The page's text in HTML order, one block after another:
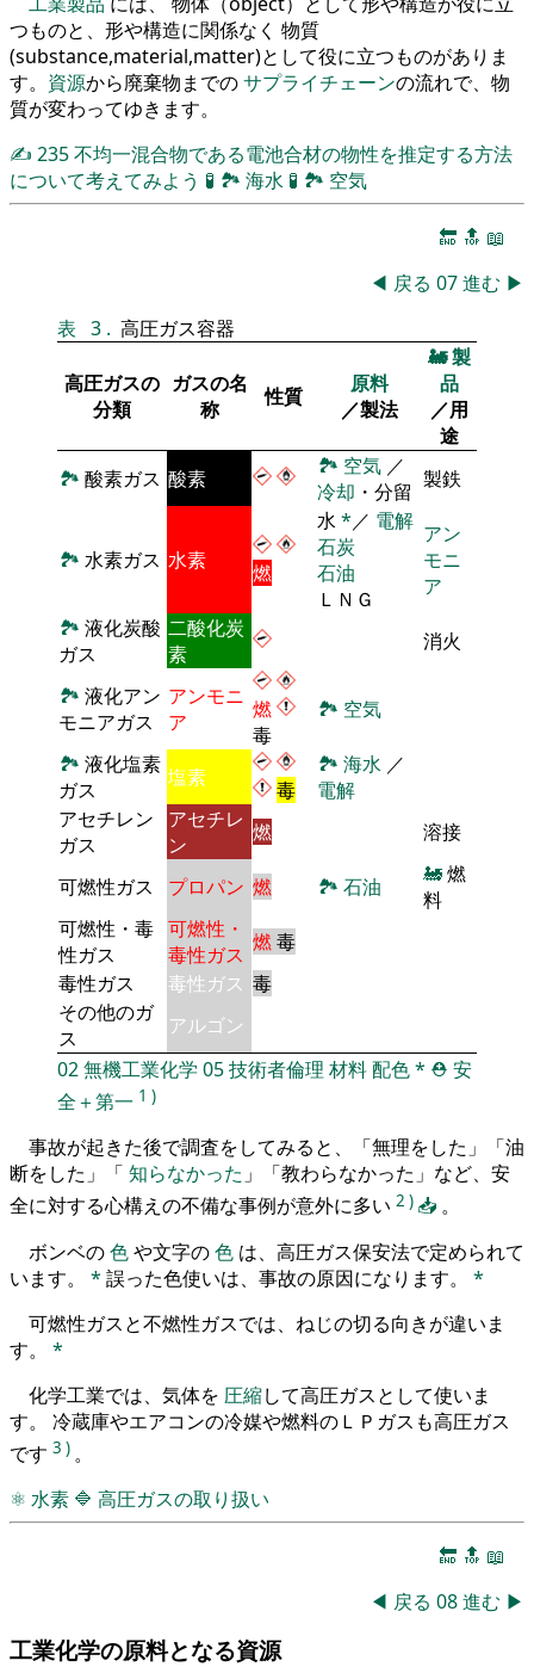
つものと、形や構造に関係なく 物質
(substance,material,matter)として役に立つものがありま
す。 資源から廃棄物までのサプライチェーンの流れで、物
質が変わってゆきます。
✍ 235不均一混合物である電池合材の物性を推定する方法
について考えてみよう 🧪 🏞 海水 🧪 🏞 空気
🔚 🔝 📖
◀ 戻る 07進む ▶
表 3 . 高圧ガス容器
高圧ガスの
分類
ガスの名
称
性質
原料
／製法
🚂製
品
／用
途
🏞 酸素ガス 酸素 🏞 空気 ／
冷却 ・分留 製鉄
🏞 水素ガス 水素 燃
水 *／ 電解
石炭
石油
ＬＮＧ
アン
モニ
ア
🏞 液化炭酸
ガス
二酸化炭
素
消火
🏞 液化アン
モニアガス
アンモニ
ア
燃
毒
🏞 空気
🏞 液化塩素
ガス
塩素 毒
🏞 海水 ／
電解
アセチレン
ガス
アセチレ
ン
燃 溶接
可燃性ガス プロパン 燃 🏞 石油 🚂燃
料
可燃性・毒
性ガス
可燃性・
毒性ガス 燃毒
毒性ガス
毒性ガス 毒
その他のガ
ス
アルゴン
02無機工業化学 05技術者倫理 材料配色* ⛑️ 安
全＋第一 1 )
事故が起きた後で調査をしてみると、「無理をした」「油
断をした」「 知らなかった 」「教わらなかった」など、安
全に対する心構えの不備な事例が意外に多い 2 ) 📥 。
ボンベの色や文字の色 は、高圧ガス保安法で定められて
います。 * 誤った色使いは、事故の原因になります。 *
可燃性ガスと不燃性ガスでは、ねじの切る向きが違いま
す。 *
化学工業では、気体を 圧縮して高圧ガスとして使いま
す。 冷蔵庫やエアコンの冷媒や燃料のＬＰガスも高圧ガス
です 3 ) 。
⚛ 水素 🔷 高圧ガスの取り扱い
🔚 🔝 📖
◀ 戻る 08進む ▶
工業化学の原料となる資源